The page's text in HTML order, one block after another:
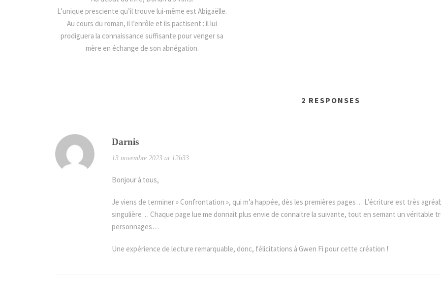
L’unique presciente qu’il trouve lui-même est Abigaëlle.
Au cours du roman, il l’enrôle et ils pactisent : il lui
prodiguera la connaissance suffisante pour venger sa
mère en échange de son abnégation.
2 RESPONSES
Darnis
13 novembre 2023 at 12h33
Bonjour à tous,
Je viens de terminer » Confrontation », qui m’a happée, dès les premières pages… L’écriture est très
singulière… Chaque page lue me donnait plus envie de connaitre la suivante, tout en semant un véritable
personnages…
Une expérience de lecture remarquable, donc, félicitations à Gwen Fi pour cette création !